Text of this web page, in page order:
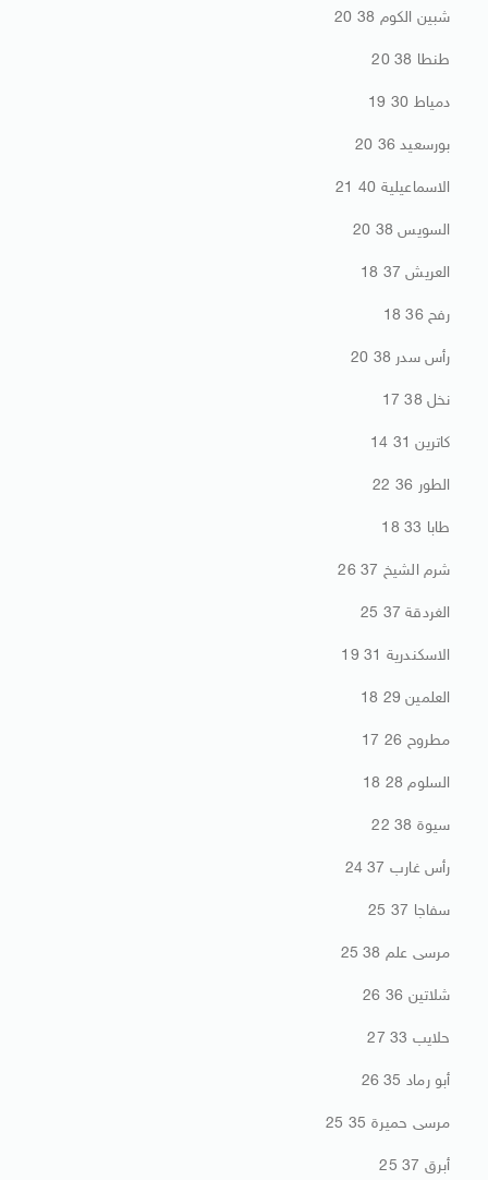
شبين الكوم 38 20
طنطا 38 20
دمياط 30 19
بورسعيد 36 20
الاسماعيلية 40 21
السويس 38 20
العريش 37 18
رفح 36 18
رأس سدر 38 20
نخل 38 17
كاترين 31 14
الطور 36 22
طابا 33 18
شرم الشيخ 37 26
الغردقة 37 25
الاسكندرية 31 19
العلمين 29 18
مطروح 26 17
السلوم 28 18
سيوة 38 22
رأس غارب 37 24
سفاجا 37 25
مرسى علم 38 25
شلاتين 36 26
حلايب 33 27
أبو رماد 35 26
مرسى حميرة 35 25
أبرق 37 25